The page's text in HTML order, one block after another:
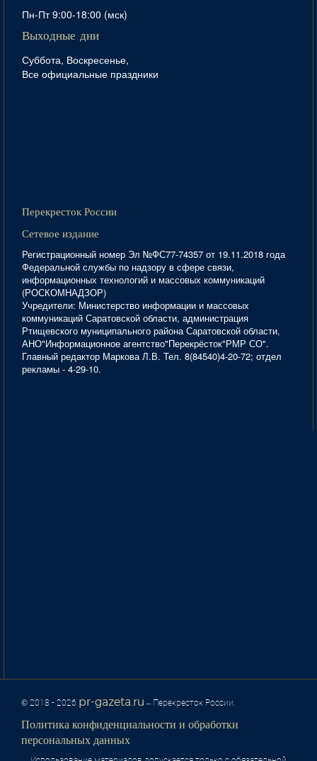
Пн-Пт 9:00-18:00 (мск)
Выходные дни
Суббота, Воскресенье,
Все официальные праздники
Перекресток России
Сетевое издание
Регистрационный номер Эл №ФС77-74357 от 19.11.2018 года
Федеральной службы по надзору в сфере связи,
информационных технологий и массовых коммуникаций
(РОСКОМНАДЗОР)
Учредители: Министерство информации и массовых
коммуникаций Саратовской области, администрация
Ртищевского муниципального района Саратовской области,
АНО"Информационное агентство"Перекрёсток"РМР СО".
Главный редактор Маркова Л.В. Тел. 8(84540)4-20-72; отдел
рекламы - 4-29-10.
© 2018 - 2026 pr-gazeta.ru – Перекресток России.
Политика конфиденциальности и обработки
персональных данных